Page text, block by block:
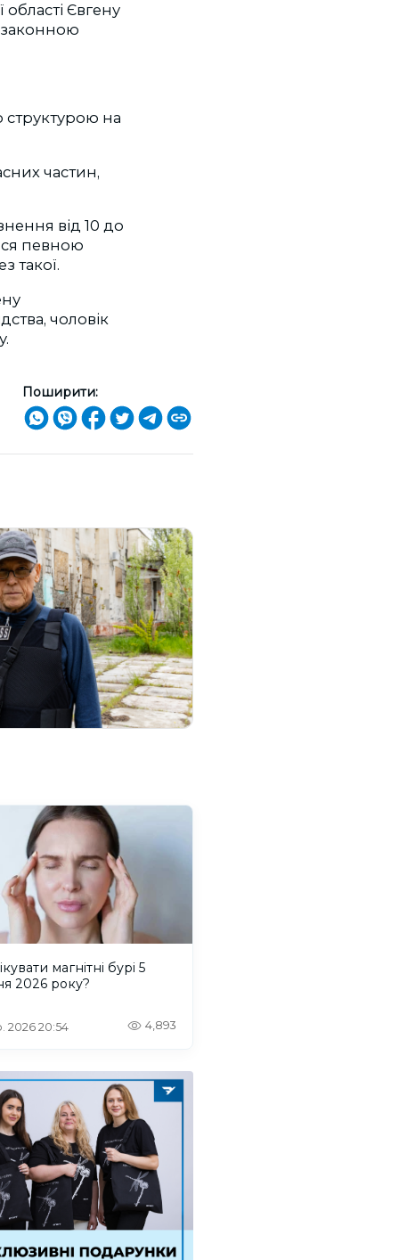
Євгену
структурою на
частин,
від 10 до
певною
такої.
чоловік
Поширити:
магнітні бурі 5
2026 року?
2026 20:54 4,893